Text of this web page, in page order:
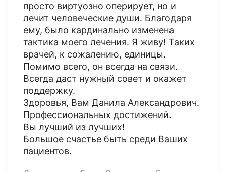
просто виртуозно оперирует, но и
лечит человеческие души. Благодаря
ему, было кардинально изменена
тактика моего лечения. Я живу! Таких
врачей, к сожалению, единицы.
Помимо всего, он всегда на связи.
Всегда даст нужный совет и окажет
поддержку.
Здоровья, Вам Данила Александрович.
Профессиональных достижений.
Вы лучший из лучших!
Большое счастье быть среди Ваших
пациентов.